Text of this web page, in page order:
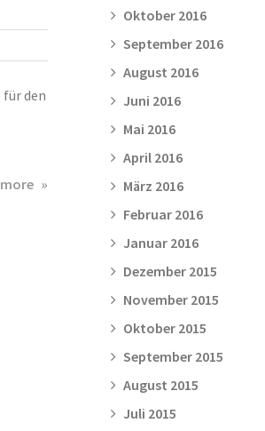
für den
about
Oktober 2016
September 2016
August 2016
Juni 2016
Mai 2016
April 2016
März 2016
Februar 2016
Januar 2016
Dezember 2015
November 2015
Oktober 2015
September 2015
August 2015
Juli 2015